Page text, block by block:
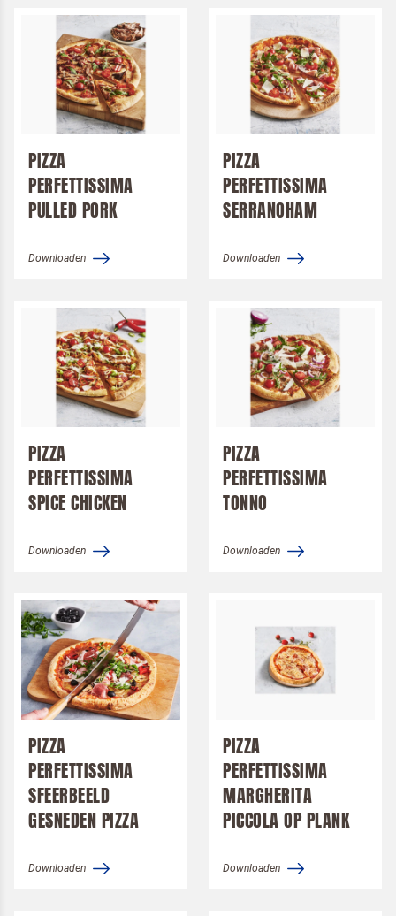
PIZZA
PERFETTISSIMA
PULLED PORK
Downloaden
PIZZA
PERFETTISSIMA
SERRANOHAM
Downloaden
PIZZA
PERFETTISSIMA
SPICE CHICKEN
Downloaden
PIZZA
PERFETTISSIMA
TONNO
Downloaden
PIZZA
PERFETTISSIMA
SFEERBEELD
GESNEDEN PIZZA
Downloaden
PIZZA
PERFETTISSIMA
MARGHERITA
PICCOLA OP PLANK
Downloaden
Terugbelverzoek